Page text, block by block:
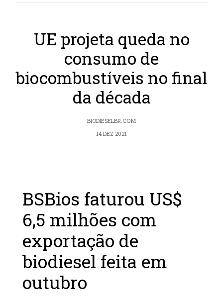
UE projeta queda no
consumo de
biocombustíveis no final
da década
BIODIESELBR.COM
14 DEZ 2021
BSBios faturou US$
6,5 milhões com
exportação de
biodiesel feita em
outubro